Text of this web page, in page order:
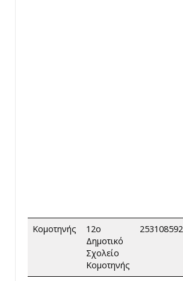
Κομοτηνής
12ο
Δημοτικό
Σχολείο
Κομοτηνής